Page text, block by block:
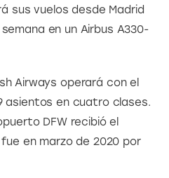
sus vuelos desde Madrid
en un Airbus A330-
Airways operará con el
asientos en cuatro clases.
DFW recibió el
en marzo de 2020 por